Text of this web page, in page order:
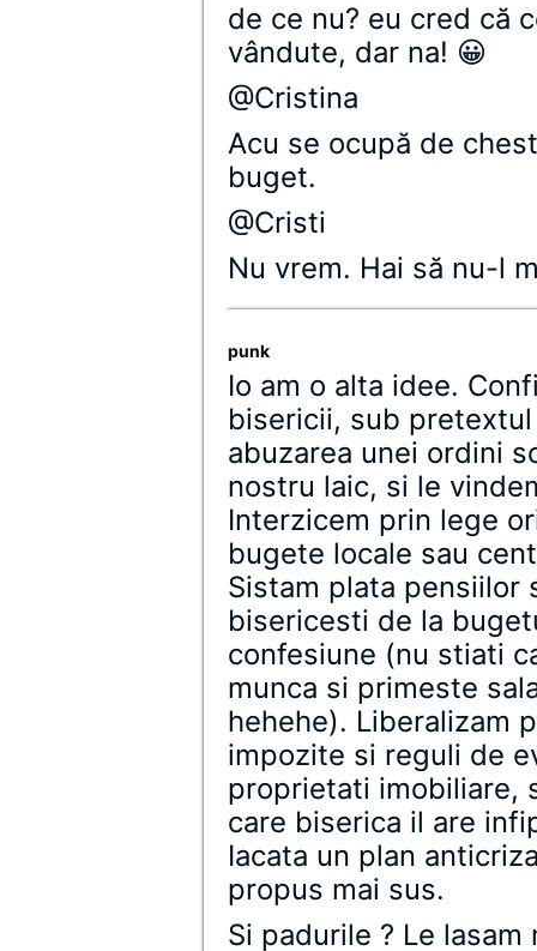
de ce nu? eu cred că
vândute, dar na! 😀
@Cristina
Acu se ocupă de
buget.
@Cristi
Nu vrem. Hai să nu-l
punk
Io am o alta idee.
bisericii, sub
abuzarea unei ordini
nostru laic, si le
Interzicem prin lege
bugete locale sau
Sistam plata
bisericesti de la
confesiune (nu stiati
munca si primeste
hehehe). Liberalizam
impozite si reguli de
proprietati imobiliare,
care biserica il are
Iacata un plan
propus mai sus.
Si padurile ? Le